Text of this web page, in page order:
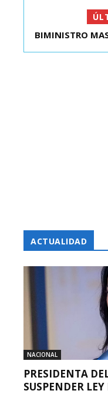
KAST SE REUNIÓ
BIMINISTRO MAS
ACTUALIDAD
NACIONAL
PRESIDENTA
SUSPENDER